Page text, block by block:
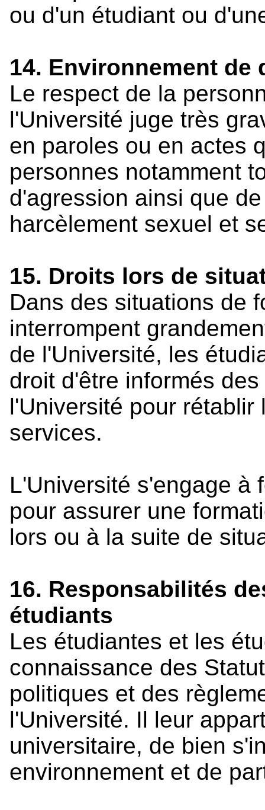
ou d'un étudiant ou
14. Environnement de
Le respect de la
l'Université juge très
en paroles ou en actes
personnes notamment
d'agression ainsi que
harcèlement sexuel et
15. Droits lors de
Dans des situations de
interrompent
de l'Université, les
droit d'être informés
l'Université pour
services.
L'Université s'engage à
pour assurer une
lors ou à la suite de
16. Responsabilités
étudiants
Les étudiantes et les
connaissance des
politiques et des
l'Université. Il leur
universitaire, de bien
environnement et de